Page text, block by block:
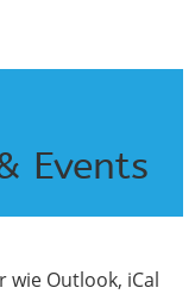
Events
wie Outlook, iCal